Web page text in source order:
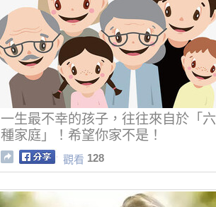
一生最不幸的孩子，往往來自於「六
種家庭」！希望你家不是！
觀看 128